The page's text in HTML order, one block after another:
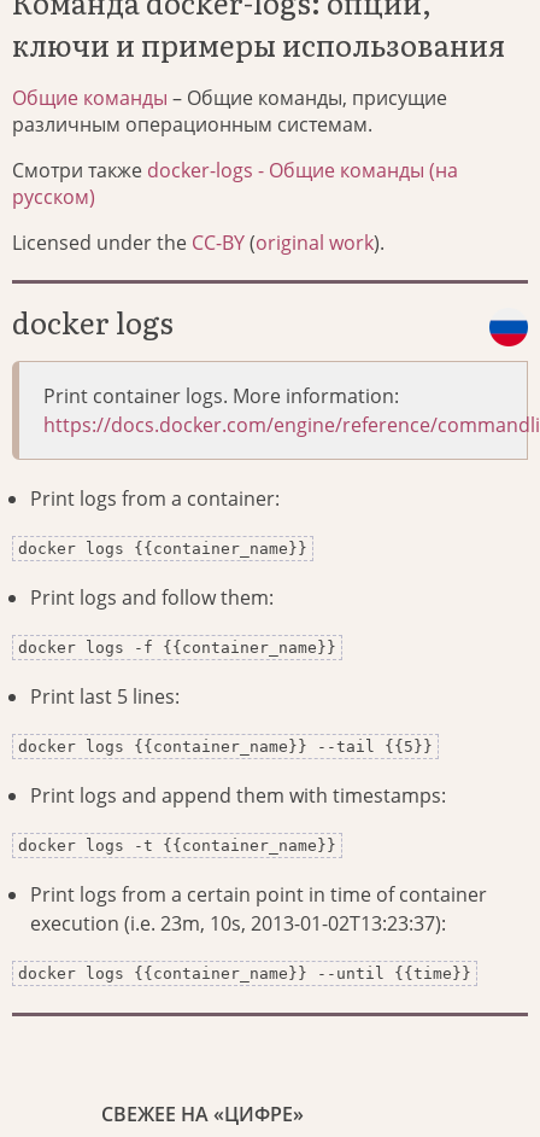
ключи и примеры использования
Общие команды – Общие команды, присущие
различным операционным системам.
Смотри также docker-logs - Общие команды (на
русском)
Licensed under the CC-BY(original work).
docker logs
Print container logs. More information:
https://docs.docker.com/engine/reference/
Print logs from a container:
docker logs {{container_name}}
Print logs and follow them:
docker logs -f {{container_name}}
Print last 5 lines:
docker logs {{container_name}} --tail {{5}}
Print logs and append them with timestamps:
docker logs -t {{container_name}}
Print logs from a certain point in time of container
execution (i.e. 23m, 10s, 2013-01-02T13:23:37):
docker logs {{container_name}} --until {{time}}
СВЕЖЕЕ НА «ЦИФРЕ»